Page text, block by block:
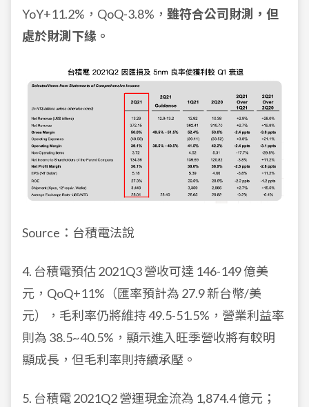
YoY+11.2%，QoQ-3.8%， 雖符合公司財測，但
處於財測下緣。
Source：台積電法說
4. 台積電預估 2021Q3 營收可達 146-149 億美
元，QoQ+11%（匯率預計為 27.9 新台幣/美
元），毛利率仍將維持 49.5-51.5%，營業利益率
則為 38.5~40.5%，顯示進入旺季營收將有較明
顯成長，但毛利率則持續承壓。
5. 台積電 2021Q2 營運現金流為 1,874.4 億元；